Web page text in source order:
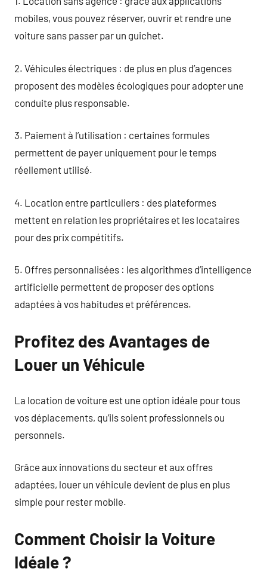
mobiles, vous pouvez réserver, ouvrir et rendre une
voiture sans passer par un guichet.
2. Véhicules électriques : de plus en plus d’agences
proposent des modèles écologiques pour adopter une
conduite plus responsable.
3. Paiement à l’utilisation : certaines formules
permettent de payer uniquement pour le temps
réellement utilisé.
4. Location entre particuliers : des plateformes
mettent en relation les propriétaires et les locataires
pour des prix compétitifs.
5. Offres personnalisées : les algorithmes d’intelligence
artificielle permettent de proposer des options
adaptées à vos habitudes et préférences.
Profitez des Avantages de
Louer un Véhicule
La location de voiture est une option idéale pour tous
vos déplacements, qu’ils soient professionnels ou
personnels.
Grâce aux innovations du secteur et aux offres
adaptées, louer un véhicule devient de plus en plus
simple pour rester mobile.
Comment Choisir la Voiture
Idéale ?